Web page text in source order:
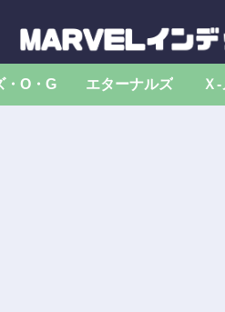
・O・G エターナルズ Ｘ